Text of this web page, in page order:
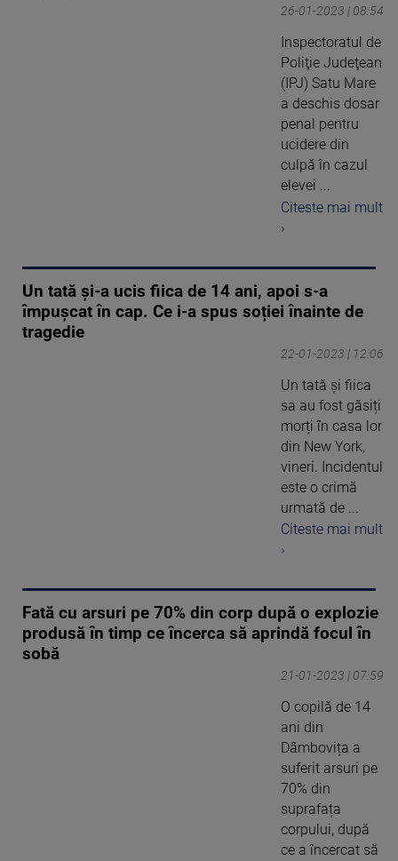
26-01-2023 | 08:54
Inspectoratul de
Poliţie Judeţean
(IPJ) Satu Mare
a deschis dosar
penal pentru
ucidere din
culpă în cazul
elevei ...
Citeste mai mult
›
Un tată și-a ucis fiica de 14 ani, apoi s-a
împușcat în cap. Ce i-a spus soției înainte de
tragedie
22-01-2023 | 12:06
Un tată și fiica
sa au fost găsiți
morți în casa lor
din New York,
vineri. Incidentul
este o crimă
urmată de ...
Citeste mai mult
›
Fată cu arsuri pe 70% din corp după o explozie
produsă în timp ce încerca să aprindă focul în
sobă
21-01-2023 | 07:59
O copilă de 14
ani din
Dâmbovița a
suferit arsuri pe
70% din
suprafața
corpului, după
ce a încercat să